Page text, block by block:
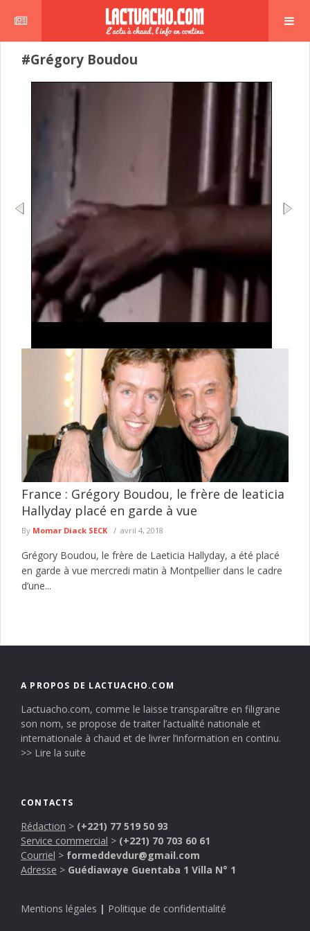
#Grégory Boudou
Le Commissariat d’arrondissement de Jaxaay a annoncé le
défèrement au parquet d’un individu mis en cause dans une
lire plus
France : Grégory Boudou, le frère de leaticia
Hallyday placé en garde à vue
By Momar Diack SECK avril 4, 2018
Grégory Boudou, le frère de Laeticia Hallyday, a été placé
en garde à vue mercredi matin à Montpellier dans le cadre
d’une...
A PROPOS DE LACTUACHO.COM
Lactuacho.com, comme le laisse transparaître en filigrane
son nom, se propose de traiter l’actualité nationale et
internationale à chaud et de livrer l’information en continu.
>> Lire la suite
CONTACTS
Rédaction > (+221) 77 519 50 93
Service commercial > (+221) 70 703 60 61
Courriel > formeddevdur@gmail.com
Adresse > Guédiawaye Guentaba 1 Villa N° 1
Mentions légales | Politique de confidentialité